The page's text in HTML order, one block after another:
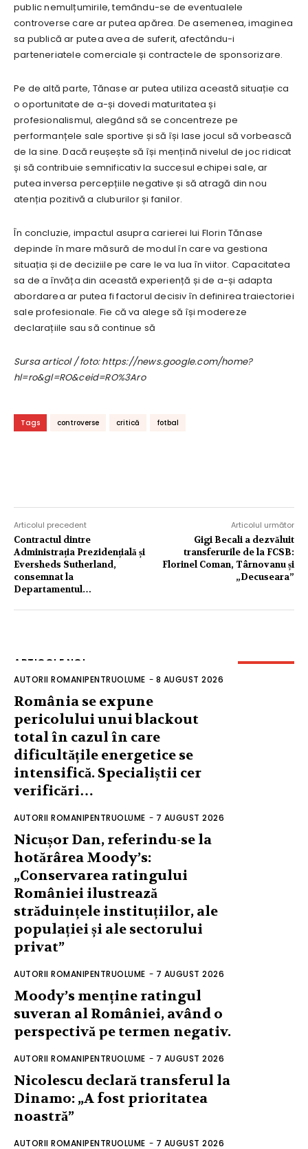
public nemulțumirile, temându-se de eventualele
controverse care ar putea apărea. De asemenea, imaginea
sa publică ar putea avea de suferit, afectându-i
parteneriatele comerciale și contractele de sponsorizare.
Pe de altă parte, Tănase ar putea utiliza această situație ca
o oportunitate de a-și dovedi maturitatea și
profesionalismul, alegând să se concentreze pe
performanțele sale sportive și să își lase jocul să vorbească
de la sine. Dacă reușește să își mențină nivelul de joc ridicat
și să contribuie semnificativ la succesul echipei sale, ar
putea inversa percepțiile negative și să atragă din nou
atenția pozitivă a cluburilor și fanilor.
În concluzie, impactul asupra carierei lui Florin Tănase
depinde în mare măsură de modul în care va gestiona
situația și de deciziile pe care le va lua în viitor. Capacitatea
sa de a învăța din această experiență și de a-și adapta
abordarea ar putea fi factorul decisiv în definirea traiectoriei
sale profesionale. Fie că va alege să își modereze
declarațiile sau să continue să
Sursa articol / foto: https://news.google.com/home?
hl=ro&gl=RO&ceid=RO%3Aro
Tags controverse critică fotbal
Articolul precedent
Contractul dintre
Administrația Prezidențială și
Eversheds Sutherland,
consemnat la
Departamentul…
Articolul următor
Gigi Becali a dezvăluit
transferurile de la FCSB:
Florinel Coman, Târnovanu și
„Decuseara”
ARTICOLE NOI
AUTORII ROMANIPENTRUOLUME - 8 AUGUST 2026
România se expune
pericolului unui blackout
total în cazul în care
dificultățile energetice se
intensifică. Specialiștii cer
verificări…
AUTORII ROMANIPENTRUOLUME - 7 AUGUST 2026
Nicușor Dan, referindu-se la
hotărârea Moody’s:
„Conservarea ratingului
României ilustrează
străduințele instituțiilor, ale
populației și ale sectorului
privat”
AUTORII ROMANIPENTRUOLUME - 7 AUGUST 2026
Moody’s menține ratingul
suveran al României, având o
perspectivă pe termen negativ.
AUTORII ROMANIPENTRUOLUME - 7 AUGUST 2026
Nicolescu declară transferul la
Dinamo: „A fost prioritatea
noastră”
AUTORII ROMANIPENTRUOLUME - 7 AUGUST 2026